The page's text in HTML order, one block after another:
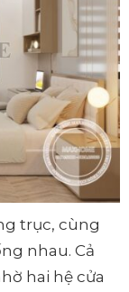
trục, cùng
nhau. Cả
hai hệ cửa